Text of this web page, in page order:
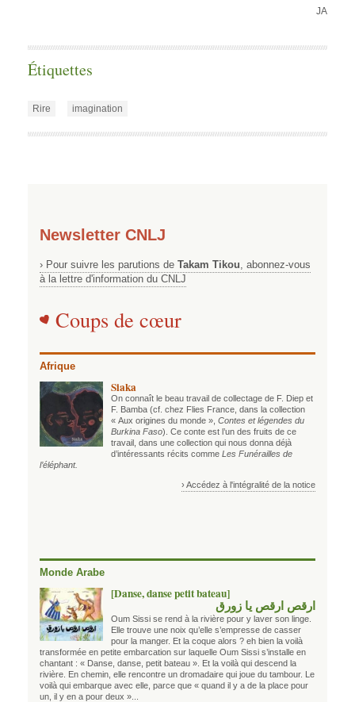
JA
Étiquettes
Rire imagination
Newsletter CNLJ
› Pour suivre les parutions de Takam Tikou , abonnez-vous
à la lettre d'information du CNLJ
Coups de cœur
Afrique
Siaka
On connaît le beau travail de collectage de F. Diep et
F. Bamba (cf. chez Flies France, dans la collection
« Aux origines du monde », Contes et légendes du
Burkina Faso). Ce conte est l’un des fruits de ce
travail, dans une collection qui nous donna déjà
d’intéressants récits comme Les Funérailles de
l’éléphant.
› Accédez à l'intégralité de la notice
Monde Arabe
[Danse, danse petit bateau]
ارقص ارقص يا زورق
Oum Sissi se rend à la rivière pour y laver son linge.
Elle trouve une noix qu’elle s’empresse de casser
pour la manger. Et la coque alors ? eh bien la voilà
transformée en petite embarcation sur laquelle Oum Sissi s’installe en
chantant : « Danse, danse, petit bateau ». Et la voilà qui descend la
rivière. En chemin, elle rencontre un dromadaire qui joue du tambour. Le
voilà qui embarque avec elle, parce que « quand il y a de la place pour
un, il y en a pour deux »...